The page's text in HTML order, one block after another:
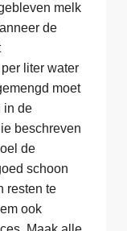
melk
de
liter water
moet
in de
beschreven
de
schoon
resten te
ook